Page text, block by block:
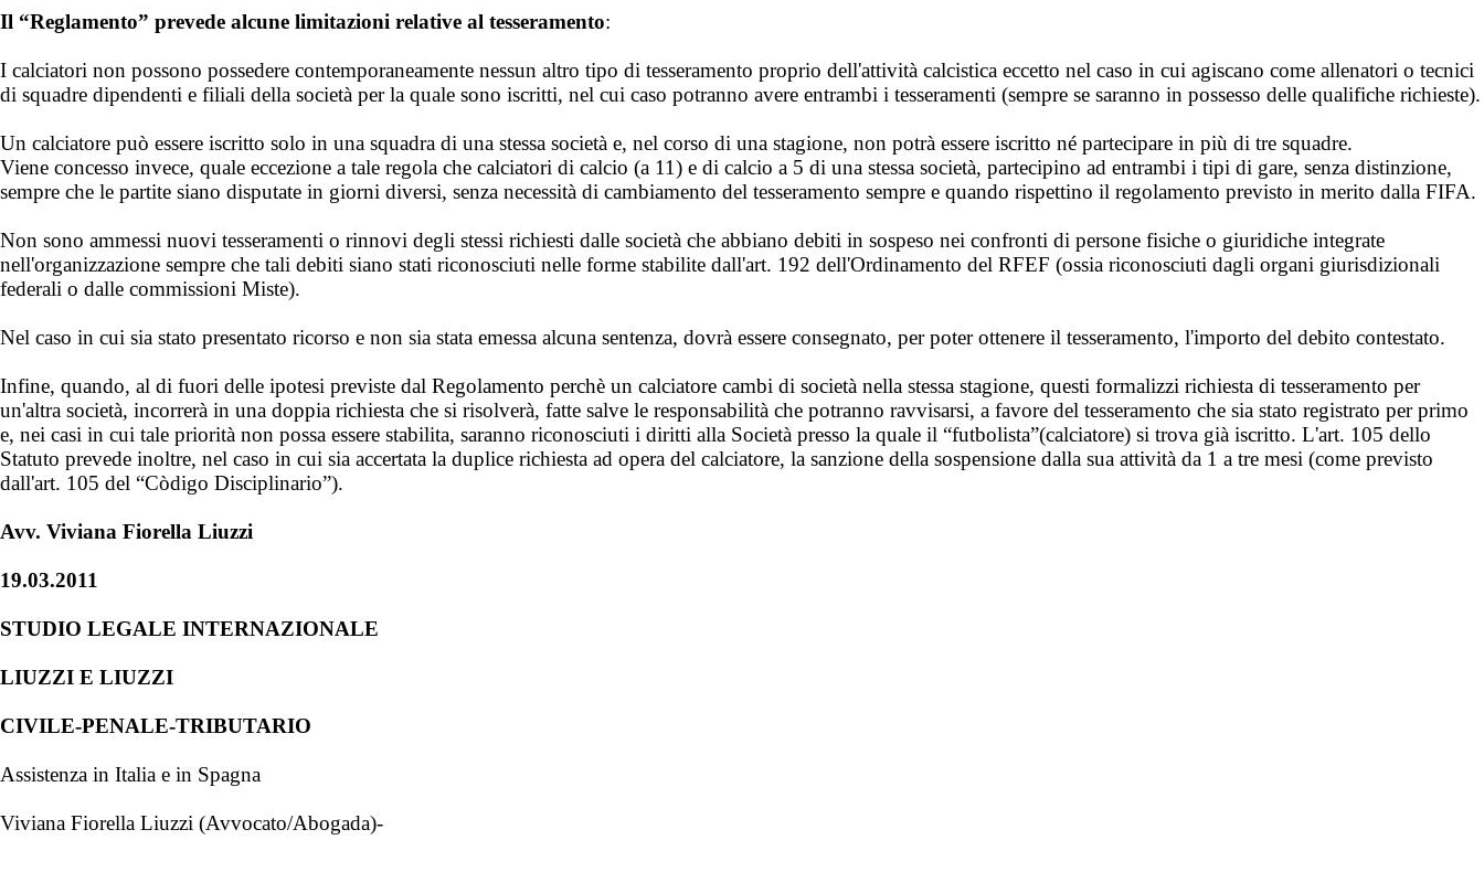
Il “Reglamento” prevede alcune limitazioni relative al tesseramento:
I calciatori non possono possedere contemporaneamente nessun altro tipo di tesseramento proprio dell'attività calcistica eccetto nel caso in cui agiscano come allenatori o tecnici
di squadre dipendenti e filiali della società per la quale sono iscritti, nel cui caso potranno avere entrambi i tesseramenti (sempre se saranno in possesso delle qualifiche richieste).
Un calciatore può essere iscritto solo in una squadra di una stessa società e, nel corso di una stagione, non potrà essere iscritto né partecipare in più di tre squadre.
Viene concesso invece, quale eccezione a tale regola che calciatori di calcio (a 11) e di calcio a 5 di una stessa società, partecipino ad entrambi i tipi di gare, senza distinzione,
sempre che le partite siano disputate in giorni diversi, senza necessità di cambiamento del tesseramento sempre e quando rispettino il regolamento previsto in merito dalla FIFA.
Non sono ammessi nuovi tesseramenti o rinnovi degli stessi richiesti dalle società che abbiano debiti in sospeso nei confronti di persone fisiche o giuridiche integrate
nell'organizzazione sempre che tali debiti siano stati riconosciuti nelle forme stabilite dall'art. 192 dell'Ordinamento del RFEF (ossia riconosciuti dagli organi giurisdizionali
federali o dalle commissioni Miste).
Nel caso in cui sia stato presentato ricorso e non sia stata emessa alcuna sentenza, dovrà essere consegnato, per poter ottenere il tesseramento, l'importo del debito contestato.
Infine, quando, al di fuori delle ipotesi previste dal Regolamento perchè un calciatore cambi di società nella stessa stagione, questi formalizzi richiesta di tesseramento per
un'altra società, incorrerà in una doppia richiesta che si risolverà, fatte salve le responsabilità che potranno ravvisarsi, a favore del tesseramento che sia stato registrato per primo
e, nei casi in cui tale priorità non possa essere stabilita, saranno riconosciuti i diritti alla Società presso la quale il “futbolista”(calciatore) si trova già iscritto. L'art. 105 dello
Statuto prevede inoltre, nel caso in cui sia accertata la duplice richiesta ad opera del calciatore, la sanzione della sospensione dalla sua attività da 1 a tre mesi (come previsto
dall'art. 105 del “Còdigo Disciplinario”).
Avv. Viviana Fiorella Liuzzi
19.03.2011
STUDIO LEGALE INTERNAZIONALE
LIUZZI E LIUZZI
CIVILE-PENALE-TRIBUTARIO
Assistenza in Italia e in Spagna
Viviana Fiorella Liuzzi (Avvocato/Abogada)-